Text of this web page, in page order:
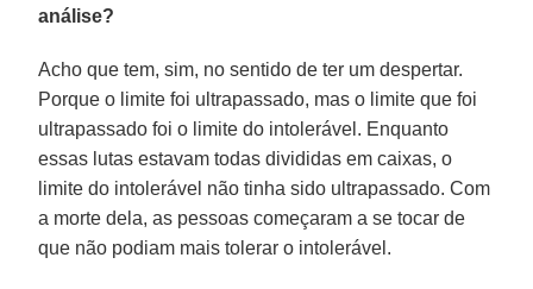
análise?
Acho que tem, sim, no sentido de ter um despertar.
Porque o limite foi ultrapassado, mas o limite que foi
ultrapassado foi o limite do intolerável. Enquanto
essas lutas estavam todas divididas em caixas, o
limite do intolerável não tinha sido ultrapassado. Com
a morte dela, as pessoas começaram a se tocar de
que não podiam mais tolerar o intolerável.